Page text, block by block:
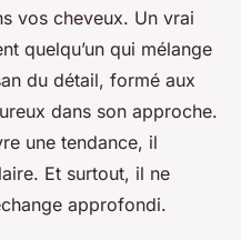
vos cheveux. Un vrai
quelqu’un qui mélange
du détail, formé aux
dans son approche.
une tendance, il
Et surtout, il ne
approfondi.